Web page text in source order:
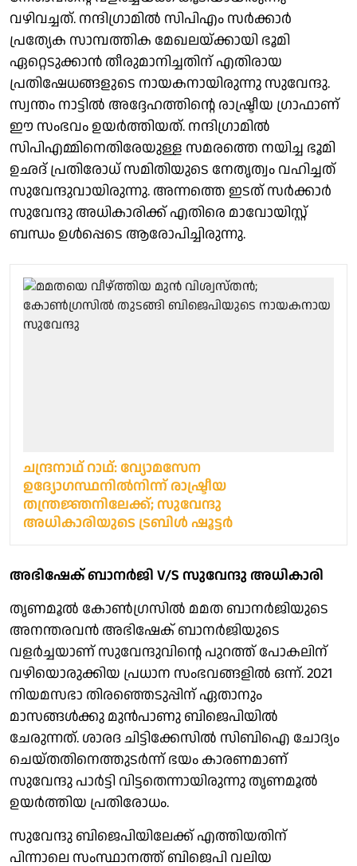
വഴിവച്ചത്. നന്ദിഗ്രാമില്‍ സിപിഎം സര്‍ക്കാര്‍
പ്രത്യേക സാമ്പത്തിക മേഖലയ്ക്കായി ഭൂമി
ഏറ്റെടുക്കാന്‍ തീരുമാനിച്ചതിന് എതിരായ
പ്രതിഷേധങ്ങളുടെ നായകനായിരുന്നു സുവേന്ദു.
സ്വന്തം നാട്ടില്‍ അദ്ദേഹത്തിന്റെ രാഷ്ട്രീയ ഗ്രാഫാണ്
ഈ സംഭവം ഉയര്‍ത്തിയത്. നന്ദിഗ്രാമില്‍
സിപിഎമ്മിനെതിരേയുള്ള സമരത്തെ നയിച്ച ഭൂമി
ഉഛദ് പ്രതിരോധ് സമിതിയുടെ നേതൃത്വം വഹിച്ചത്
സുവേന്ദുവായിരുന്നു. അന്നത്തെ ഇടത് സര്‍ക്കാര്‍
സുവേന്ദു അധികാരിക്ക് എതിരെ മാവോയിസ്റ്റ്
ബന്ധം ഉള്‍പ്പെടെ ആരോപിച്ചിരുന്നു.
ചന്ദ്രനാഥ് റാഥ്: വ്യോമസേന
ഉദ്യോഗസ്ഥനില്‍നിന്ന് രാഷ്ട്രീയ
തന്ത്രജ്ഞനിലേക്ക്; സുവേന്ദു
അധികാരിയുടെ ട്രബിള്‍ ഷൂട്ടര്‍
അഭിഷേക് ബാനര്‍ജി V/S സുവേന്ദു അധികാരി
തൃണമൂല്‍ കോണ്‍ഗ്രസില്‍ മമത ബാനര്‍ജിയുടെ
അനന്തരവന്‍ അഭിഷേക് ബാനര്‍ജിയുടെ
വളര്‍ച്ചയാണ് സുവേന്ദുവിന്റെ പുറത്ത് പോകലിന്
വഴിയൊരുക്കിയ പ്രധാന സംഭവങ്ങളില്‍ ഒന്ന്. 2021
നിയമസഭാ തിരഞ്ഞെടുപ്പിന് ഏതാനും
മാസങ്ങള്‍ക്കു മുന്‍പാണു ബിജെപിയില്‍
ചേരുന്നത്. ശാരദ ചിട്ടിക്കേസില്‍ സിബിഐ ചോദ്യം
ചെയ്തതിനെത്തുടര്‍ന്ന് ഭയം കാരണമാണ്
സുവേന്ദു പാര്‍ട്ടി വിട്ടതെന്നായിരുന്നു തൃണമൂല്‍
ഉയര്‍ത്തിയ പ്രതിരോധം.
സുവേന്ദു ബിജെപിയിലേക്ക് എത്തിയതിന്
പിന്നാലെ സംസ്ഥാനത്ത് ബിജെപി വലിയ